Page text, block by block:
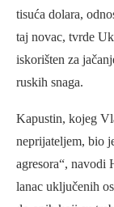
tisuća dolara,
taj novac, tvrde
iskorišten za
ruskih snaga.
Kapustin, kojeg
neprijateljem, bio
agresora“,
lanac uključenih